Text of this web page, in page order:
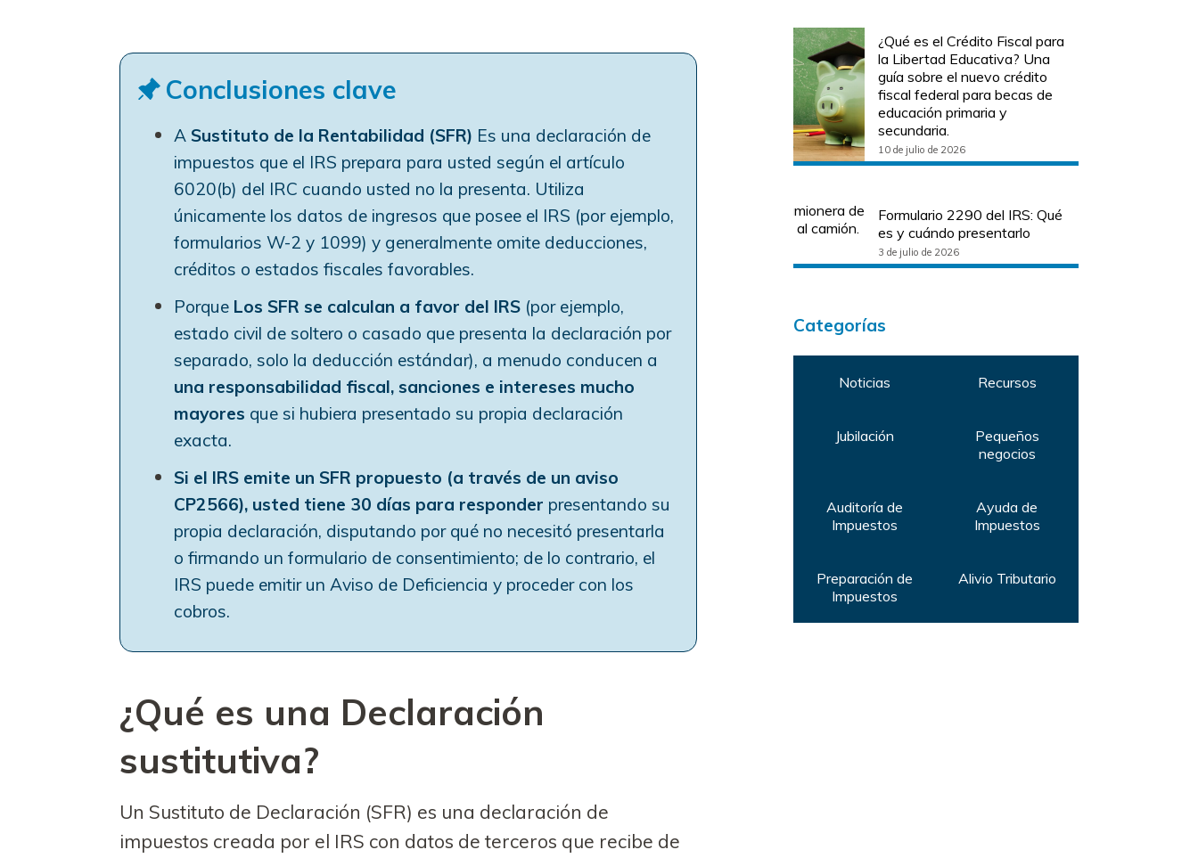
Conclusiones clave
A Sustituto de la Rentabilidad (SFR) Es una declaración de
impuestos que el IRS prepara para usted según el artículo
6020(b) del IRC cuando usted no la presenta. Utiliza
únicamente los datos de ingresos que posee el IRS (por ejemplo,
formularios W-2 y 1099) y generalmente omite deducciones,
créditos o estados fiscales favorables.
Porque Los SFR se calculan a favor del IRS (por ejemplo,
estado civil de soltero o casado que presenta la declaración por
separado, solo la deducción estándar), a menudo conducen a
una responsabilidad fiscal, sanciones e intereses mucho
mayores que si hubiera presentado su propia declaración
exacta.
Si el IRS emite un SFR propuesto (a través de un aviso
CP2566), usted tiene 30 días para responder presentando su
propia declaración, disputando por qué no necesitó presentarla
o firmando un formulario de consentimiento; de lo contrario, el
IRS puede emitir un Aviso de Deficiencia y proceder con los
cobros.
¿Qué es una Declaración
sustitutiva?
Un Sustituto de Declaración (SFR) es una declaración de
impuestos creada por el IRS con datos de terceros que recibe de
¿Qué es el Crédito Fiscal para
la Libertad Educativa? Una
guía sobre el nuevo crédito
fiscal federal para becas de
educación primaria y
secundaria.
10 de julio de 2026
Formulario 2290 del IRS: Qué
es y cuándo presentarlo
3 de julio de 2026
Categorías
Noticias Recursos
Jubilación
Pequeños
negocios
Auditoría de
Impuestos
Ayuda de
Impuestos
Preparación de
Impuestos
Alivio Tributario